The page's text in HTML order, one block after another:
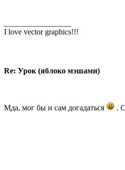
I love vector graphics!!!
Re: Урок (яблоко мэшами)
Мда, мог бы и сам догадаться .